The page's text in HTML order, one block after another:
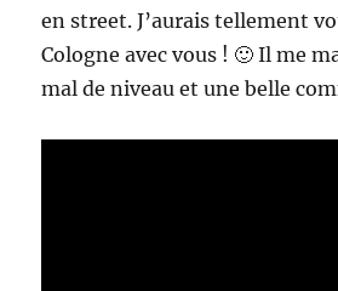
en street. J’aurais tellement
Cologne avec vous ! 🙂 Il me
mal de niveau et une belle